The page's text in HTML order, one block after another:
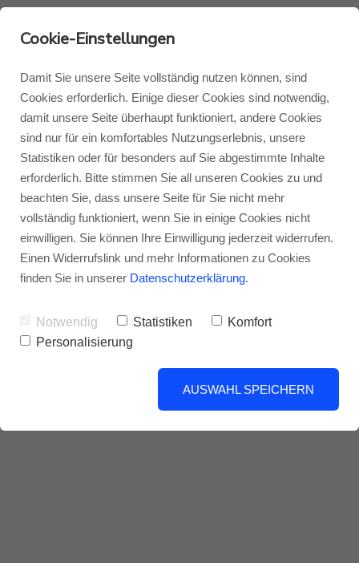
Monitor Audio
Monitor Audio Custom Install
Roksan
Blok
Blog Monitor Audio
Blog Roksan
Blog Blok
Cookie-Einstellungen
Damit Sie unsere Seite vollständig nutzen können, sind
Cookies erforderlich. Einige dieser Cookies sind notwendig,
damit unsere Seite überhaupt funktioniert, andere Cookies
sind nur für ein komfortables Nutzungserlebnis, unsere
Statistiken oder für besonders auf Sie abgestimmte Inhalte
erforderlich. Bitte stimmen Sie all unseren Cookies zu und
beachten Sie, dass unsere Seite für Sie nicht mehr
vollständig funktioniert, wenn Sie in einige Cookies nicht
einwilligen. Sie können Ihre Einwilligung jederzeit widerrufen.
Einen Widerrufslink und mehr Informationen zu Cookies
finden Sie in unserer Datenschutzerklärung.
Notwendig Statistiken
Komfort
Personalisierung
AUSWAHL SPEICHERN